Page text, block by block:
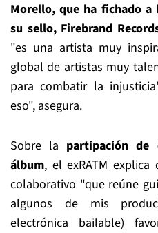
Morello, que ha fichado a
su sello, Firebrand
"es una artista muy
global de artistas muy
para combatir la
eso", asegura.
Sobre la partipación de
álbum, el exRATM
colaborativo "que reúne
algunos de mis
electrónica bailable)